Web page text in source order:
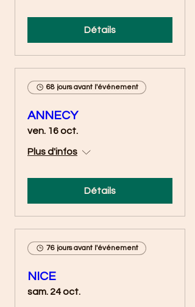
Détails
68 jours avant l'événement
ANNECY
ven. 16 oct.
Plus d'infos
Détails
76 jours avant l'événement
NICE
sam. 24 oct.